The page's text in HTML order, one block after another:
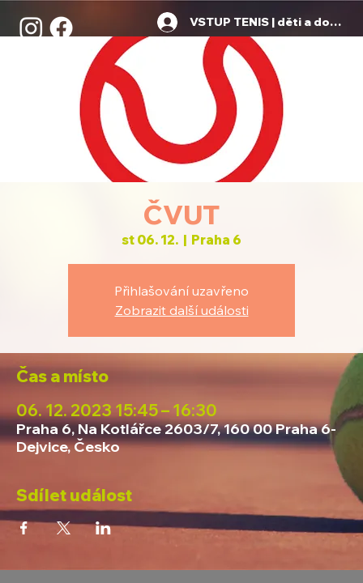
VSTUP TENIS | děti a dospělí
ČVUT
st 06. 12.
  |
Praha 6
Přihlašování uzavřeno
Zobrazit další události
Čas a místo
06. 12. 2023 15:45 – 16:30
Praha 6, Na Kotlářce 2603/7, 160 00 Praha 6-
Dejvice, Česko
Sdílet událost